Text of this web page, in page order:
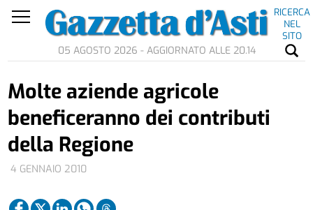
RICERCA
NEL
SITO
05 AGOSTO 2026 - AGGIORNATO ALLE 20.14
4 GENNAIO 2010
Molte aziende agricole
beneficeranno dei contributi
della Regione